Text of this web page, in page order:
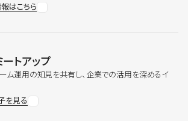
はこちら
ートアップ
ム運用の知見を共有し、企業での活用を深めるイ
を見る